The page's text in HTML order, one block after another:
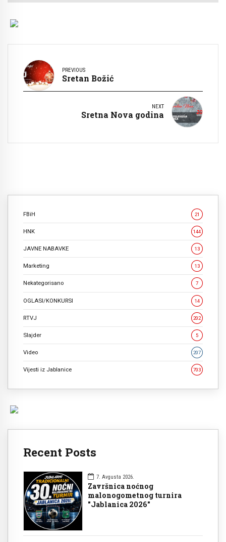
PREVIOUS
Sretan Božić
NEXT
Sretna Nova godina
FBiH 21
HNK 144
JAVNE NABAVKE 13
Marketing 13
Nekategorisano 7
OGLASI/KONKURSI 14
RTVJ 202
Slajder 5
Video 207
Vijesti iz Jablanice 703
Recent Posts
7. Avgusta 2026.
Završnica noćnog
malonogometnog turnira
"Jablanica 2026"